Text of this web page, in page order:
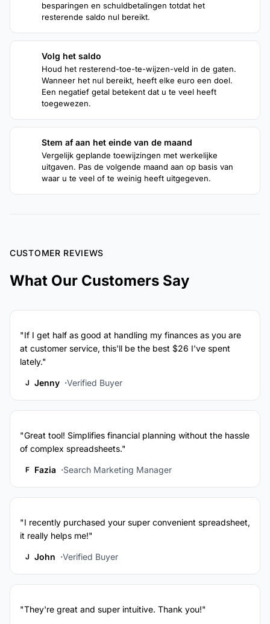
besparingen en schuldbetalingen totdat het
resterende saldo nul bereikt.
Volg het saldo
Houd het resterend-toe-te-wijzen-veld in de gaten.
Wanneer het nul bereikt, heeft elke euro een doel.
Een negatief getal betekent dat u te veel heeft
toegewezen.
Stem af aan het einde van de maand
Vergelijk geplande toewijzingen met werkelijke
uitgaven. Pas de volgende maand aan op basis van
waar u te veel of te weinig heeft uitgegeven.
CUSTOMER REVIEWS
What Our Customers Say
"If I get half as good at handling my finances as you are
at customer service, this'll be the best $26 I've spent
lately."
J Jenny Verified Buyer
"Great tool! Simplifies financial planning without the hassle
of complex spreadsheets."
F Fazia Search Marketing Manager
"I recently purchased your super convenient spreadsheet,
it really helps me!"
J John Verified Buyer
"They're great and super intuitive. Thank you!"